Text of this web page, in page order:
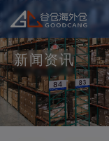
新闻资讯